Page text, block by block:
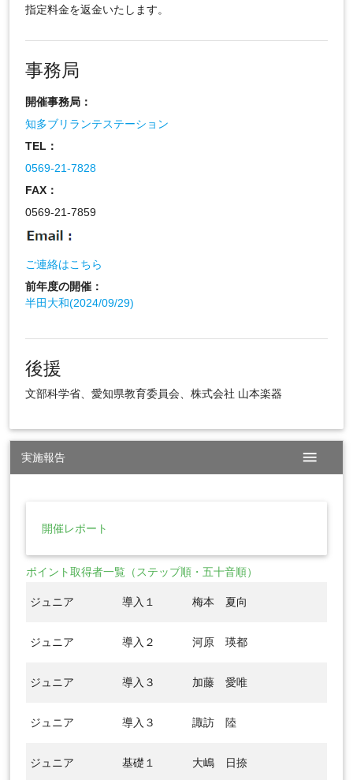
指定料金を返金いたします。
事務局
開催事務局：
知多ブリランテステーション
TEL：
0569-21-7828
FAX：
0569-21-7859
ご連絡はこちら
前年度の開催：
半田大和(2024/09/29)
後援
文部科学省、愛知県教育委員会、株式会社 山本楽器
実施報告 menu
開催レポート
ポイント取得者一覧（ステップ順・五十音順）
ジュニア 導入１ 梅本 夏向
ジュニア 導入２ 河原 瑛都
ジュニア 導入３ 加藤 愛唯
ジュニア 導入３ 諏訪 陸
ジュニア 基礎１ 大嶋 日捺